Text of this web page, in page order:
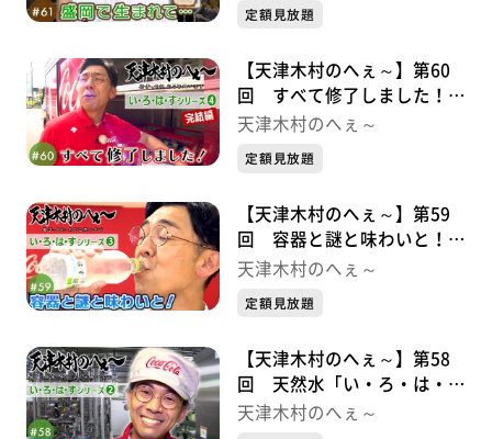
定額見放題
【天津木村のへぇ～】第60
回 すべて修了しました！
い・ろ・は・すシリーズ➃完
天津木村のへぇ～
定額見放題
【天津木村のへぇ～】第59
回 容器と謎と味わいと！
い・ろ・は・すシリーズ③
天津木村のへぇ～
定額見放題
【天津木村のへぇ～】第58
回 天然水「い・ろ・は・
す」って！ い・ろ・は・す
天津木村のへぇ～